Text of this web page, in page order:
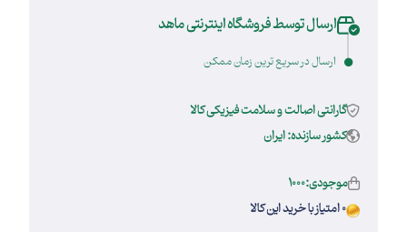
ارسال توسط فروشگاه اینترنتی ماهد
ارسال در سریع ترین زمان ممکن
گارانتی اصالت و سلامت فیزیکی کالا
کشور سازنده: ایران
موجودی:1000
0 امتیاز با خرید این کالا